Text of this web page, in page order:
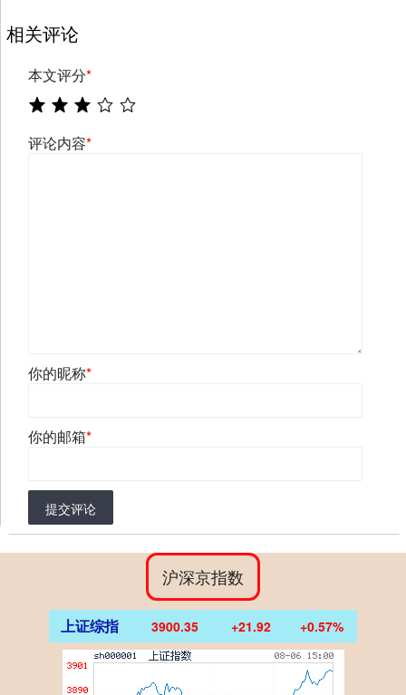
相关评论
本文评分*
评论内容*
你的昵称*
你的邮箱*
提交评论
沪深京指数
上证综指 3900.35 +21.92 +0.57%